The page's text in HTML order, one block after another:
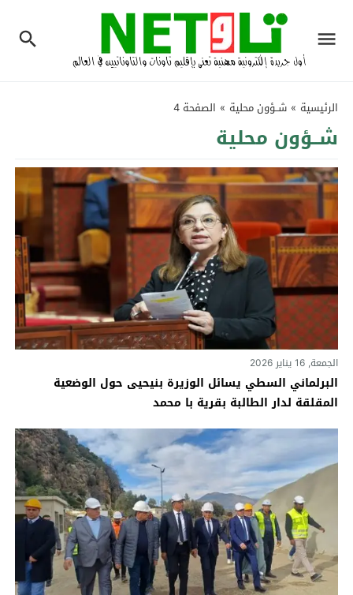
الرئيسية » شــؤون محلية » الصفحة 4
شــؤون محلية
الجمعة, 16 يناير 2026
البرلماني السطي يسائل الوزيرة بنيحيى حول الوضعية
المقلقة لدار الطالبة بقرية با محمد